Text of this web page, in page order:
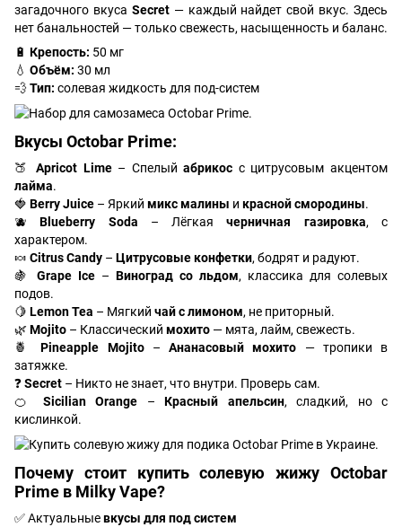
загадочного вкуса Secret— каждый найдет свой вкус. Здесь
нет банальностей — только свежесть, насыщенность и баланс.
🔋 Крепость: 50 мг
💧 Объём: 30 мл
💨Тип: солевая жидкость для под-систем
Вкусы Octobar Prime:
🍑Apricot Lime– Спелыйабрикос с цитрусовым акцентом
лайма.
🍓 Berry Juice – Яркий микс малины и красной смородины.
🫐Blueberry Soda – Лёгкаячерничная газировка, с
характером.
🍬 Citrus Candy – Цитрусовые конфетки, бодрят и радуют.
🍇 Grape Ice – Виноград со льдом, классика для солевых
подов.
🍋 Lemon Tea – Мягкий чай с лимоном, не приторный.
🌿 Mojito – Классический мохито — мята, лайм, свежесть.
🍍Pineapple Mojito–Ананасовый мохито — тропики в
затяжке.
❓Secret – Никто не знает, что внутри. Проверь сам.
🍊 Sicilian Orange –Красный апельсин, сладкий, но с
кислинкой.
Почему стоит купить солевую жижу Octobar
Prime в Milky Vape?
✅ Актуальныевкусы для под систем